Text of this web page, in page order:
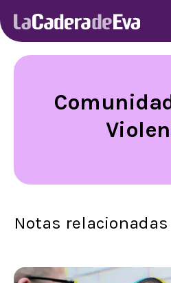
Notas relacionadas